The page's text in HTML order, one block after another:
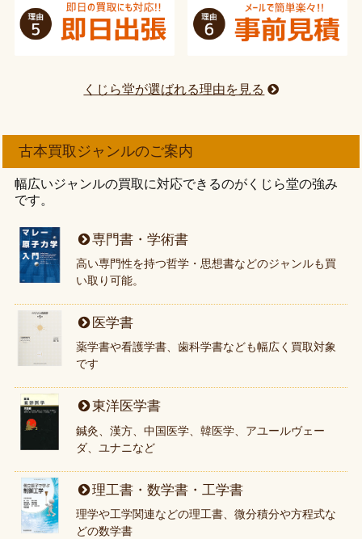
くじら堂が選ばれる理由を見る
古本買取ジャンルのご案内
幅広いジャンルの買取に対応できるのがくじら堂の強み
です。
専門書・学術書
高い専門性を持つ哲学・思想書などのジャンルも買
い取り可能。
医学書
薬学書や看護学書、歯科学書なども幅広く買取対象
です
東洋医学書
鍼灸、漢方、中国医学、韓医学、アユールヴェー
ダ、ユナニなど
理工書・数学書・工学書
理学や工学関連などの理工書、微分積分や方程式な
どの数学書